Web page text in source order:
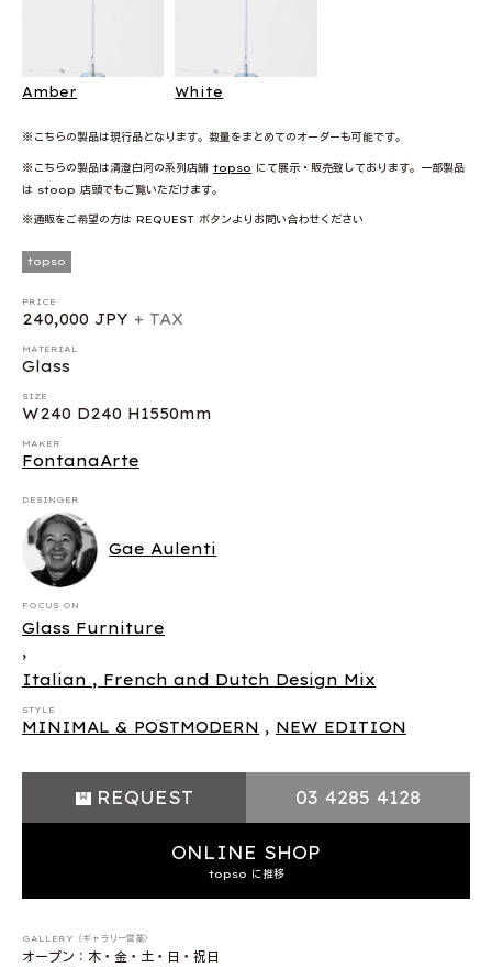
Amber White
※こちらの製品は現行品となります。数量をまとめてのオーダーも可能です。
※こちらの製品は清澄白河の系列店舗 topso にて展示・販売致しております。一部製品
は stoop 店頭でもご覧いただけます。
※通販をご希望の方は REQUEST ボタンよりお問い合わせください
topso
PRICE
240,000 JPY + TAX
MATERIAL
Glass
SIZE
W240 D240 H1550mm
MAKER
FontanaArte
DESINGER
Gae Aulenti
FOCUS ON
Glass Furniture
,
Italian , French and Dutch Design Mix
STYLE
MINIMAL & POSTMODERN , NEW EDITION
REQUEST 03 4285 4128
ONLINE SHOP
topso に推移
GALLERY（ギャラリー営業）
オープン：木・金・土・日・祝日